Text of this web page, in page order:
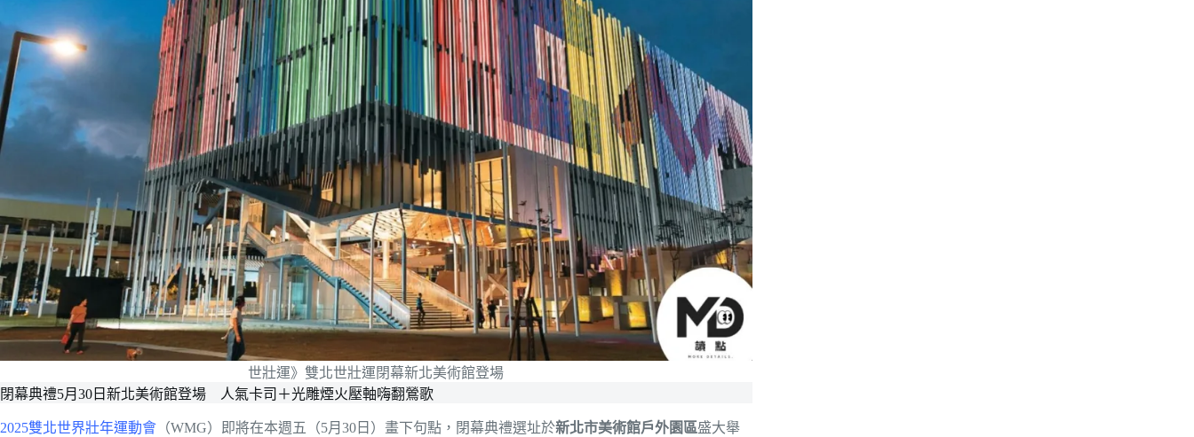
世壯運》雙北世壯運閉幕新北美術館登場
閉幕典禮5月30日新北美術館登場 人氣卡司＋光雕煙火壓軸嗨翻鶯歌
2025雙北世界壯年運動會 （WMG）即將在本週五（5月30日）畫下句點，閉幕典禮選址於新北市美術館戶外園區盛大舉